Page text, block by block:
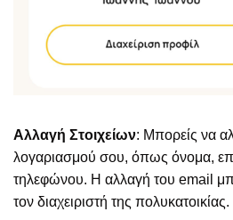
Αλλαγή Στοιχείων: Μπορείς να
λογαριασμού σου, όπως όνομα,
τηλεφώνου. Η αλλαγή του email
τον διαχειριστή της πολυκατοικίας.